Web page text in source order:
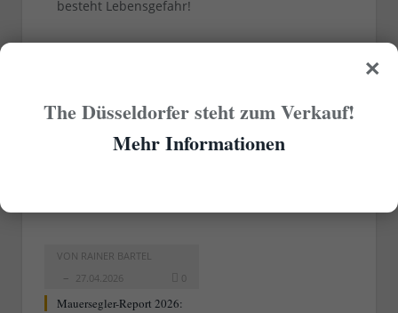
besteht Lebensgefahr!
VON RAINER BARTEL
27.04.2026
0
Mauersegler-Report 2026:
×
The Düsseldorfer steht zum Verkauf!
Mehr Informationen